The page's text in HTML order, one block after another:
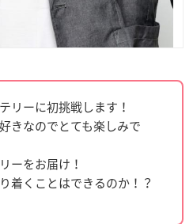
リーに初挑戦します！
きなのでとても楽しみで
ーをお届け！
着くことはできるのか！？